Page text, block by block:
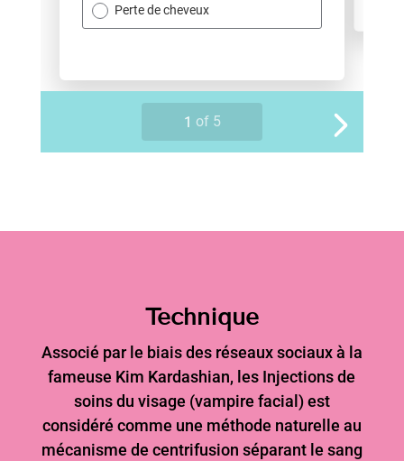
Technique
Associé par le biais des réseaux sociaux à la
fameuse Kim Kardashian, les Injections de
soins du visage (vampire facial) est
considéré comme une méthode naturelle au
mécanisme de centrifusion séparant le sang